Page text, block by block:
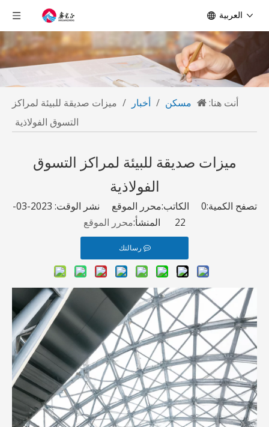
العربية
أنت هنا: مسكن / أخبار / ميزات صديقة للبيئة لمراكز
التسوق الفولاذية
ميزات صديقة للبيئة لمراكز التسوق
الفولاذية
تصفح الكمية:0
الكاتب:محرر الموقع نشر الوقت: 2023-03-
22 المنشأ:
محرر الموقع
رسالتك